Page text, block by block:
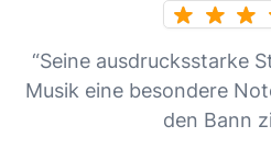
“Seine ausdrucksstarke
Musik eine besondere
den Bann